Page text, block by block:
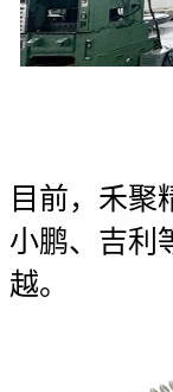
目前，禾聚
小鹏、吉利
越。